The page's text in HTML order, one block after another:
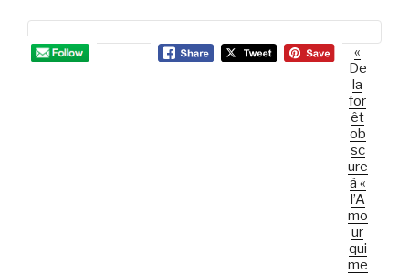
«
De
la
for
êt
ob
sc
ure
à «
l’A
mo
ur
qui
me